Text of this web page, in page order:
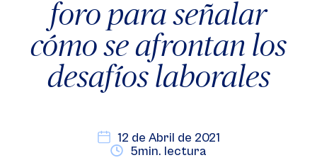
foro para señalar
cómo se afrontan los
desafíos laborales
12 de Abril de 2021
5min. lectura